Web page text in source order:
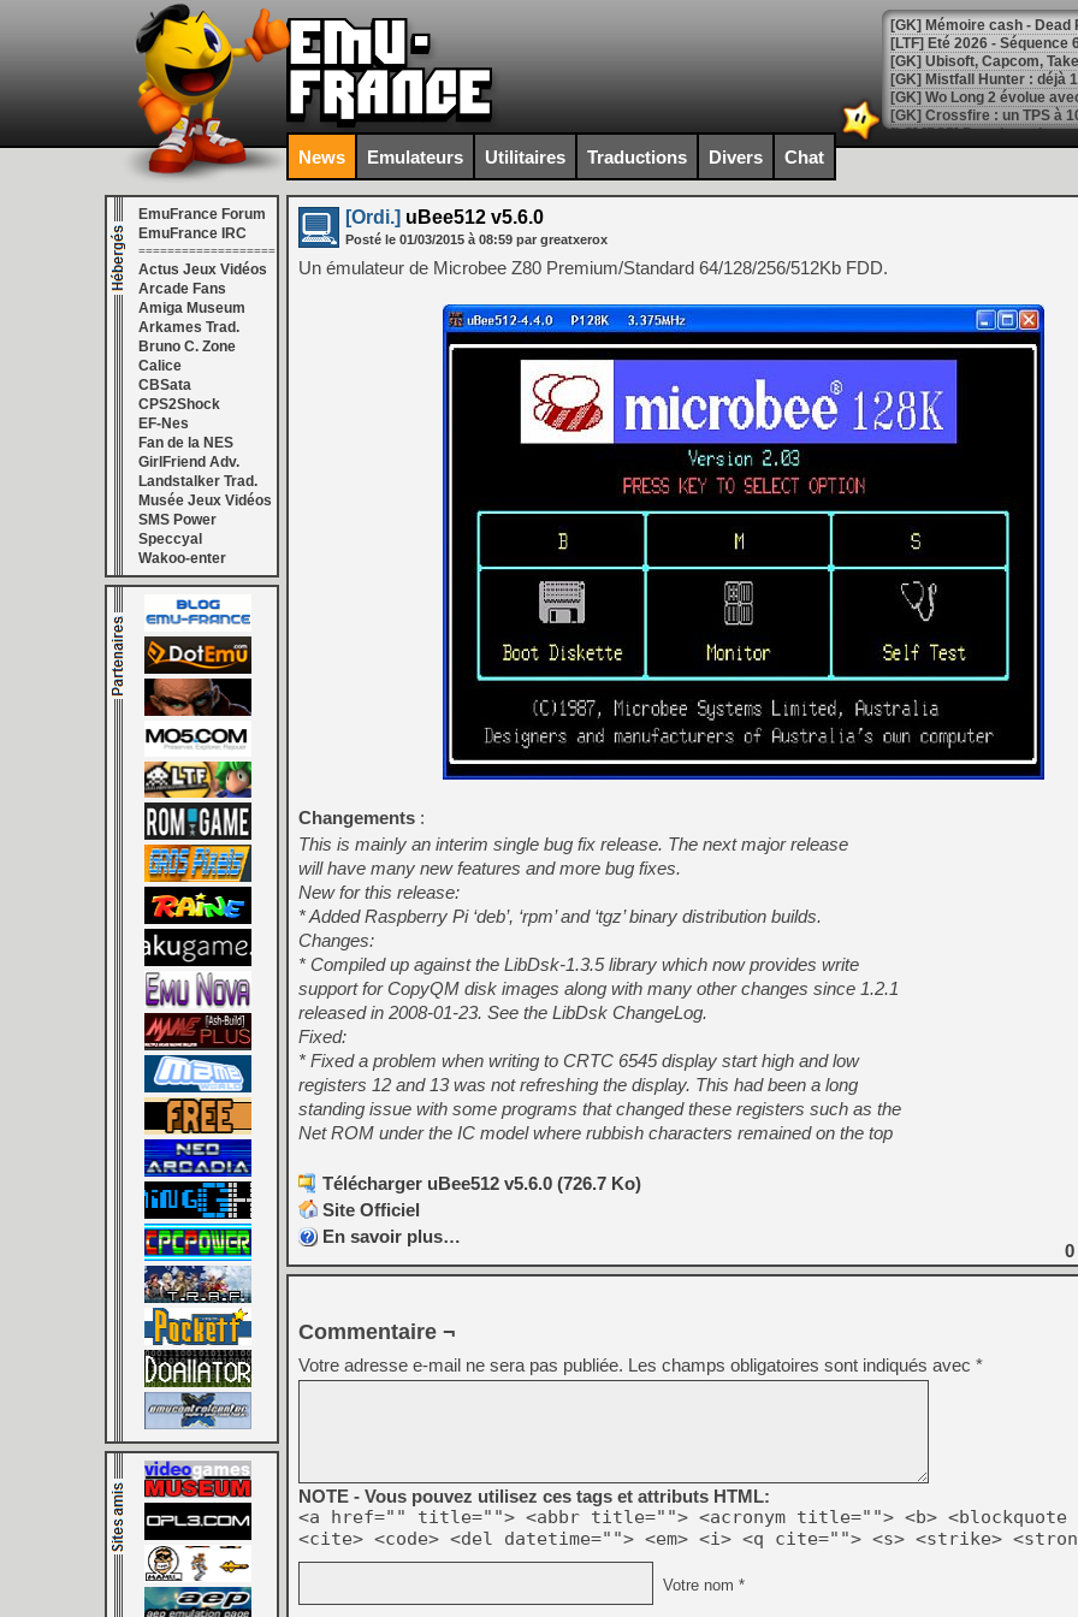
[LTF] Eté 2026 - Séquence
[GK] Mistfall Hunter : déjà
[GK] Wo Long 2 évolue
[GK] Crossfire : un TPS à
[LS] [PS5] Premiers
[Mo5] DOOM arrive en
[GK] Bethesda fête les 30
[GK] Roblox : l'action en
[GK] Agenda - GeForce
[GK] Devolver Digital en a
[LS] [PS5] ps5-y2jb-
[GK] Pourquoi Marvel
[GK] Test : Restory : Chill
[GK] GTA 6 : Rockstar
[GK] Hot Wheels Infinite
[GK] Mémoire cash -
[GK] Résultats Nintendo :
[GK] Déjà des
[Mo5] Brickboy cherche à
[GK] Minecraft et ses «
[GK] Beast of
[GK] Ubisoft : fin de partie
[GK] Mémoire cash -
[GK] Dan Houser (GTA)
[GK] Comment EA Sports
[GK] Crimson Moon : un
[GK] Isle of Reveries : le
[GK] Moonlighter 2 : The
[GK] Capcom relance
[GK] Guillermo del Toro
News Emulateurs Utilitaires Traductions Divers Chat
EmuFrance Forum
EmuFrance IRC
===================
Actus Jeux Vidéos
Arcade Fans
Amiga Museum
Arkames Trad.
Bruno C. Zone
Calice
CBSata
CPS2Shock
EF-Nes
Fan de la NES
GirlFriend Adv.
Landstalker Trad.
Musée Jeux Vidéos
SMS Power
Speccyal
Wakoo-enter
[Ordi.] uBee512 v5.6.0
Posté le 01/03/2015 à 08:59 par greatxerox
Un émulateur de Microbee Z80 Premium/Standard 64/128/256/512Kb FDD.
Changements :
This is mainly an interim single bug fix release. The next major release
will have many new features and more bug fixes.
New for this release:
* Added Raspberry Pi ‘deb’, ‘rpm’ and ‘tgz’ binary distribution builds.
Changes:
* Compiled up against the LibDsk-1.3.5 library which now provides write
support for CopyQM disk images along with many other changes since 1.2.1
released in 2008-01-23. See the LibDsk ChangeLog.
Fixed:
* Fixed a problem when writing to CRTC 6545 display start high and low
registers 12 and 13 was not refreshing the display. This had been a long
standing issue with some programs that changed these registers such as the
Net ROM under the IC model where rubbish characters remained on the top
Télécharger uBee512 v5.6.0 (726.7 Ko)
Site Officiel
En savoir plus…
0
Commentaire ¬
Votre adresse e-mail ne sera pas publiée. Les champs obligatoires sont indiqués avec *
NOTE - Vous pouvez utilisez ces tags et attributs HTML:
<a href="" title=""> <abbr title=""> <acronym title=""> <b> <blockquote
<cite> <code> <del datetime=""> <em> <i> <q cite=""> <s> <strike>
Votre nom *